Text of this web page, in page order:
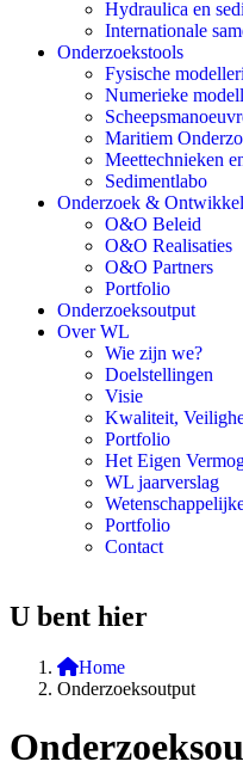
Hydraulica en
Internationale
Onderzoekstools
Fysische
Numerieke
Maritiem
Meettechnieken
Sedimentlabo
Onderzoek &
O&O Beleid
O&O Realisaties
O&O Partners
Portfolio
Onderzoeksoutput
Over WL
Wie zijn we?
Doelstellingen
Visie
Kwaliteit,
Portfolio
Het Eigen
WL jaarverslag
Portfolio
Contact
U bent hier
Home
Onderzoeksoutput